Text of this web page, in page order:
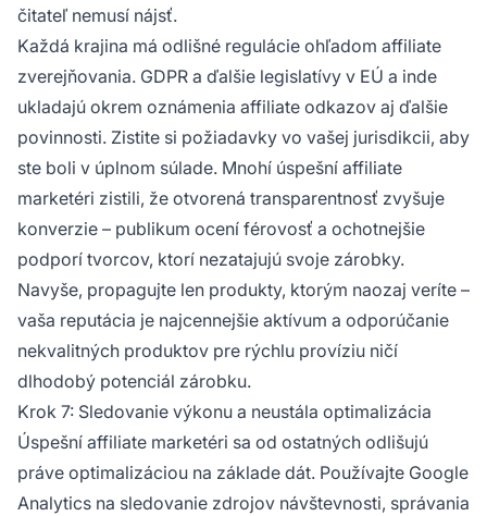
čitateľ nemusí nájsť.
Každá krajina má odlišné regulácie ohľadom affiliate
zverejňovania. GDPR a ďalšie legislatívy v EÚ a inde
ukladajú okrem oznámenia affiliate odkazov aj ďalšie
povinnosti. Zistite si požiadavky vo vašej jurisdikcii, aby
ste boli v úplnom súlade. Mnohí úspešní affiliate
marketéri zistili, že otvorená transparentnosť zvyšuje
konverzie – publikum ocení férovosť a ochotnejšie
podporí tvorcov, ktorí nezatajujú svoje zárobky.
Navyše, propagujte len produkty, ktorým naozaj veríte –
vaša reputácia je najcennejšie aktívum a odporúčanie
nekvalitných produktov pre rýchlu províziu ničí
dlhodobý potenciál zárobku.
Krok 7: Sledovanie výkonu a neustála optimalizácia
Úspešní affiliate marketéri sa od ostatných odlišujú
práve optimalizáciou na základe dát. Používajte Google
Analytics na sledovanie zdrojov návštevnosti, správania